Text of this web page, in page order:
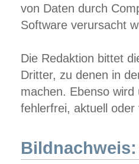
von Daten durch
Software verursacht
Die Redaktion bittet
Dritter, zu denen in
machen. Ebenso
fehlerfrei, aktuell oder
Bildnachweis: